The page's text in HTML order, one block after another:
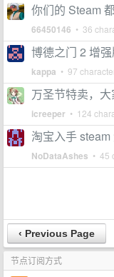
你们的 Steam
66450146 • 36
博德之门 2 增
kappa • 97
万圣节特卖，大
icreeper • 124
淘宝入手
NoDataAshes • 45
节点订阅方式